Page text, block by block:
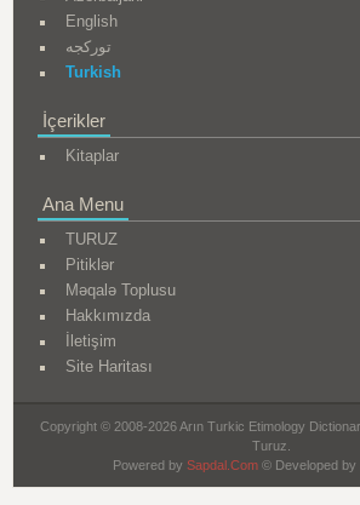
English
تورکجه
Turkish
İçerikler
Kitaplar
Ana Menu
TURUZ
Pitiklər
Məqalə Toplusu
Hakkımızda
İletişim
Site Haritası
Copyright © 2008-2026 Arın Turkic Etimology
Turuz.
Powered by Sapdal.Com© Developed by